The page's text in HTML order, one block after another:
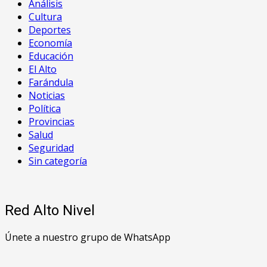
Análisis
Cultura
Deportes
Economía
Educación
El Alto
Farándula
Noticias
Política
Provincias
Salud
Seguridad
Sin categoría
Red Alto Nivel
Únete a nuestro grupo de WhatsApp